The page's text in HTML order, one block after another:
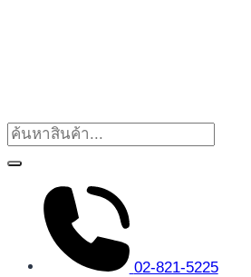
02-821-5225